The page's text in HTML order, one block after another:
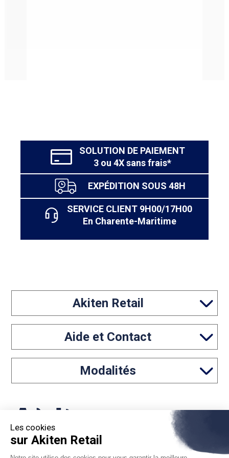
Les cookies
sur Akiten Retail
SOLUTION DE PAIEMENT
3 ou 4X sans frais*
EXPÉDITION SOUS 48H
SERVICE CLIENT 9H00/17H00
En Charente-Maritime
Akiten Retail
Aide et Contact
Modalités
05 46 97 65 61